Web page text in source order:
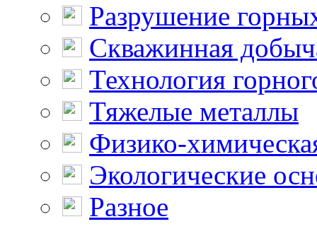
Разрушение
Скважинная
Технология
Тяжелые металлы
Физико-
Экологические
Разное